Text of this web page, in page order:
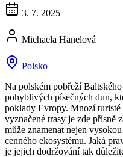
3. 7. 2025
Michaela Hanelová
Polsko
Na polském pobřeží
pohyblivých písečných dun,
poklady Evropy. Mnozí turisté
vyznačené trasy je zde přísně
může znamenat nejen
cenného ekosystému. Jaká
je jejich dodržování tak